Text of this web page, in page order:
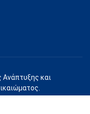
Ανάπτυξης και